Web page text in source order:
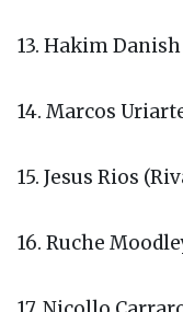
13. Hakim Danish
14. Marcos
15. Jesus Rios
16. Ruche